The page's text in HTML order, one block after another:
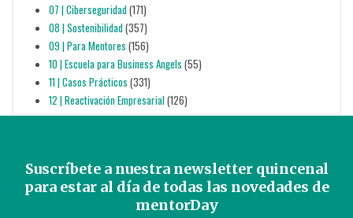
07 | Ciberseguridad(171)
08 | Sostenibilidad(357)
09 | Para Mentores (156)
10 | Escuela para Business Angels (55)
11 | Casos Prácticos (331)
12 | Reactivación Empresarial(126)
Suscríbete a nuestra newsletter quincenal
para estar al día de todas las novedades de
mentorDay